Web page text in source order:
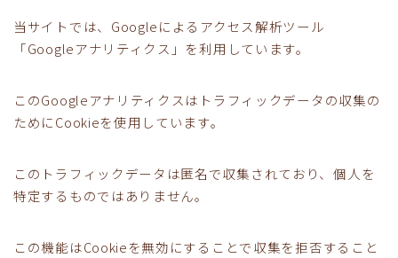
当サイトでは、Googleによるアクセス解析ツール
「Googleアナリティクス」を利用しています。
このGoogleアナリティクスはトラフィックデータの収集の
ためにCookieを使用しています。
このトラフィックデータは匿名で収集されており、個人を
特定するものではありません。
この機能はCookieを無効にすることで収集を拒否すること